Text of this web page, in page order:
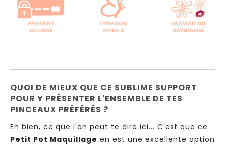
QUOI DE MIEUX QUE CE SUBLIME SUPPORT
POUR Y PRÉSENTER L'ENSEMBLE DE TES
PINCEAUX PRÉFÉRÉS ?
Eh bien, ce que l'on peut te dire ici... C'est que ce
Petit Pot Maquillage en est une excellente option